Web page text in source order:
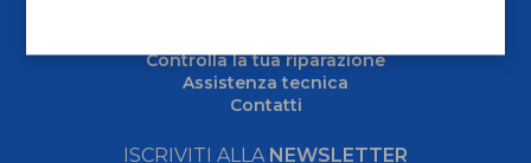
Controlla la tua riparazione
Assistenza tecnica
Contatti
ISCRIVITI ALLA NEWSLETTER